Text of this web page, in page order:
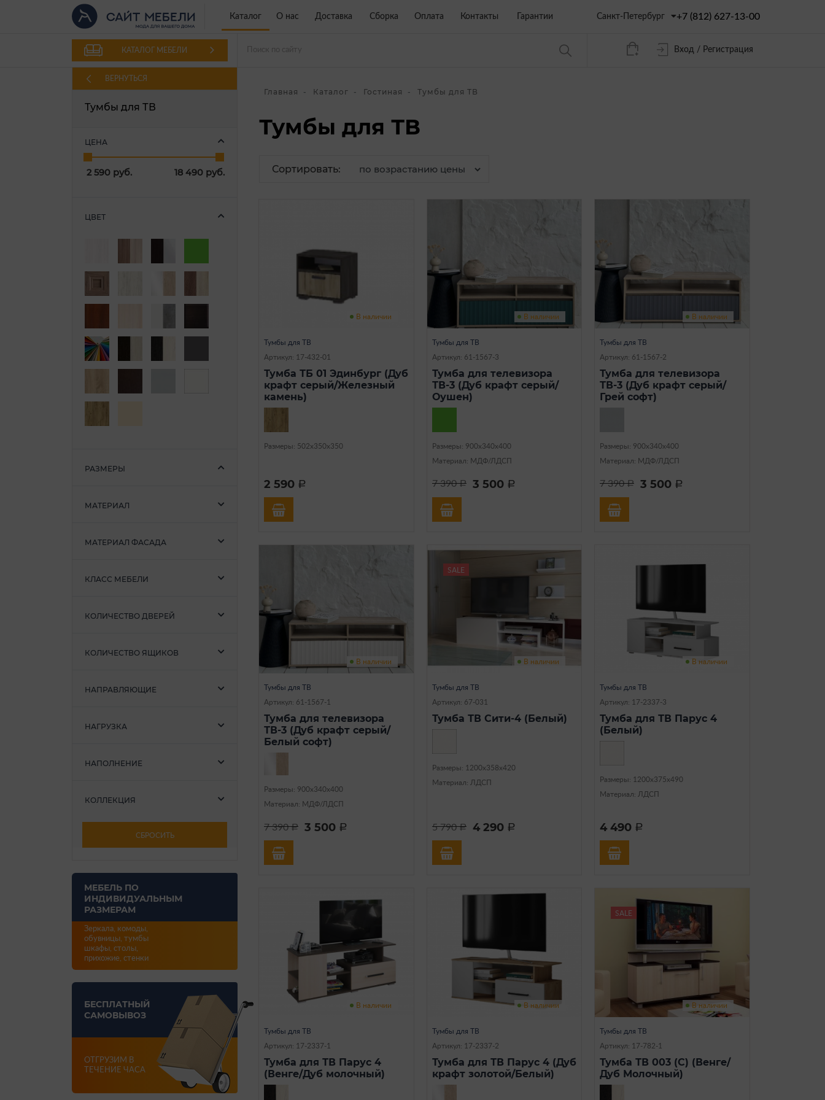
Каталог О нас Доставка Сборка Оплата Контакты Гарантии Санкт-Петербург +7 (812) 627-13-00
КАТАЛОГ МЕБЕЛИ Вход / Регистрация
ВЕРНУТЬСЯ
Тумбы для ТВ
ЦЕНА
2 590 руб. 18 490 руб.
ЦВЕТ
РАЗМЕРЫ
МАТЕРИАЛ
МАТЕРИАЛ ФАСАДА
КЛАСС МЕБЕЛИ
КОЛИЧЕСТВО ДВЕРЕЙ
КОЛИЧЕСТВО ЯЩИКОВ
НАПРАВЛЯЮЩИЕ
НАГРУЗКА
НАПОЛНЕНИЕ
КОЛЛЕКЦИЯ
СБРОСИТЬ
МЕБЕЛЬ ПО
ИНДИВИДУАЛЬНЫМ
РАЗМЕРАМ
Зеркала, комоды,
обувницы, тумбы
шкафы, столы,
прихожие, стенки
БЕСПЛАТНЫЙ
САМОВЫВОЗ
ОТГРУЗИМ В
ТЕЧЕНИЕ ЧАСА
Главная Каталог Гостиная Тумбы для ТВ
Тумбы для ТВ
Сортировать:
В наличии
Тумбы для ТВ
Артикул: 17-432-01
Тумба ТБ 01 Эдинбург (Дуб
крафт серый/Железный
камень)
Размеры: 502х350х350
2 590 a
В наличии
Тумбы для ТВ
Артикул: 61-1567-3
Тумба для телевизора
ТВ-3 (Дуб крафт серый/
Оушен)
Размеры: 900х340х400
Материал: МДФ/ЛДСП
7 390a 3 500 a
В наличии
Тумбы для ТВ
Артикул: 61-1567-2
Тумба для телевизора
ТВ-3 (Дуб крафт серый/
Грей софт)
Размеры: 900х340х400
Материал: МДФ/ЛДСП
7 390a 3 500 a
В наличии
Тумбы для ТВ
Артикул: 61-1567-1
Тумба для телевизора
ТВ-3 (Дуб крафт серый/
Белый софт)
Размеры: 900х340х400
Материал: МДФ/ЛДСП
7 390a 3 500 a
SALE
В наличии
Тумбы для ТВ
Артикул: 67-031
Тумба ТВ Сити-4 (Белый)
Размеры: 1200х358х420
Материал: ЛДСП
5 790a 4 290 a
В наличии
Тумбы для ТВ
Артикул: 17-2337-3
Тумба для ТВ Парус 4
(Белый)
Размеры: 1200х375х490
Материал: ЛДСП
4 490 a
В наличии
Тумбы для ТВ
Артикул: 17-2337-1
Тумба для ТВ Парус 4
(Венге/Дуб молочный)
В наличии
Тумбы для ТВ
Артикул: 17-2337-2
Тумба для ТВ Парус 4 (Дуб
крафт золотой/Белый)
SALE
В наличии
Тумбы для ТВ
Артикул: 17-782-1
Тумба ТВ 003 (С) (Венге/
Дуб Молочный)